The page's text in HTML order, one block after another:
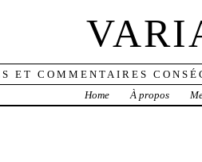
ET COMMENTAIRES
Home
À propos